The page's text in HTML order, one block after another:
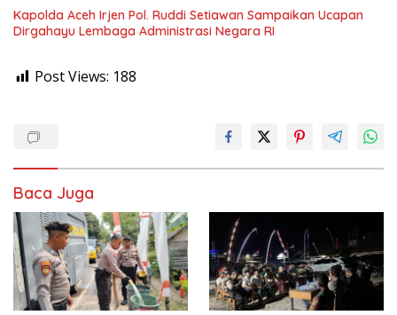
Kapolda Aceh Irjen Pol. Ruddi Setiawan Sampaikan Ucapan
Dirgahayu Lembaga Administrasi Negara RI
Post Views: 188
Baca Juga